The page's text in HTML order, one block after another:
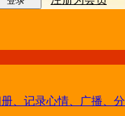
、记录心情、广播、